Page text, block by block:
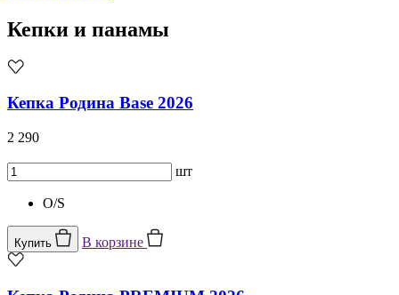
Кепки и панамы
Кепка Родина Base 2026
2 290
шт
O/S
Купить В корзине